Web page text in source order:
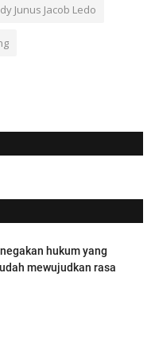
Junus Jacob Ledo
hukum yang
mewujudkan rasa